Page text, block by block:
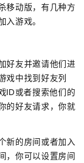
移动版，有几种方
游戏。
好友并邀请他们进
戏中找到好友列
ID或者搜索他们的
的好友请求，你就
新的房间或者加入
，你可以设置房间